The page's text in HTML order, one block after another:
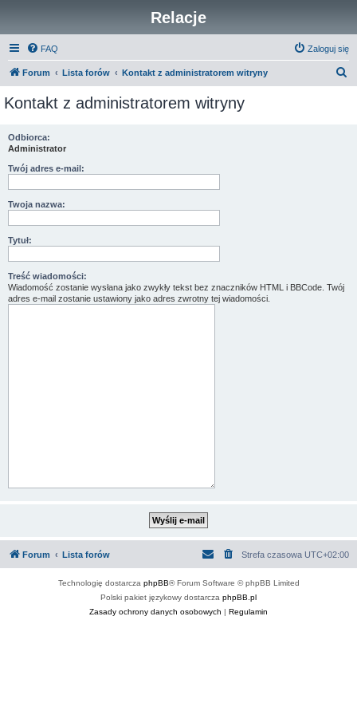
Relacje
FAQ Zaloguj się
Forum Lista forów Kontakt z administratorem witryny
Kontakt z administratorem witryny
Odbiorca:
Administrator
Twój adres e-mail:
Twoja nazwa:
Tytuł:
Treść wiadomości:
Wiadomość zostanie wysłana jako zwykły tekst bez znaczników HTML i BBCode. Twój
adres e-mail zostanie ustawiony jako adres zwrotny tej wiadomości.
Forum Lista forów Strefa czasowa UTC+02:00
Technologię dostarcza phpBB® Forum Software © phpBB Limited
Polski pakiet językowy dostarcza phpBB.pl
Zasady ochrony danych osobowych | Regulamin